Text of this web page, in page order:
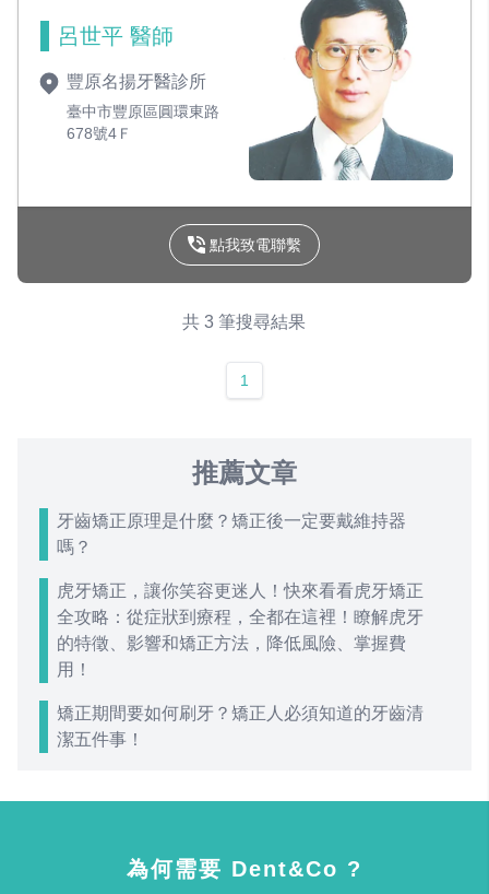
呂世平 醫師
豐原名揚牙醫診所
臺中市豐原區圓環東路
678號4Ｆ
點我致電聯繫
共 3 筆搜尋結果
1
推薦文章
牙齒矯正原理是什麼？矯正後一定要戴維持器
嗎？
虎牙矯正，讓你笑容更迷人！快來看看虎牙矯正
全攻略：從症狀到療程，全都在這裡！瞭解虎牙
的特徵、影響和矯正方法，降低風險、掌握費
用！
矯正期間要如何刷牙？矯正人必須知道的牙齒清
潔五件事！
為何需要 Dent&Co ?